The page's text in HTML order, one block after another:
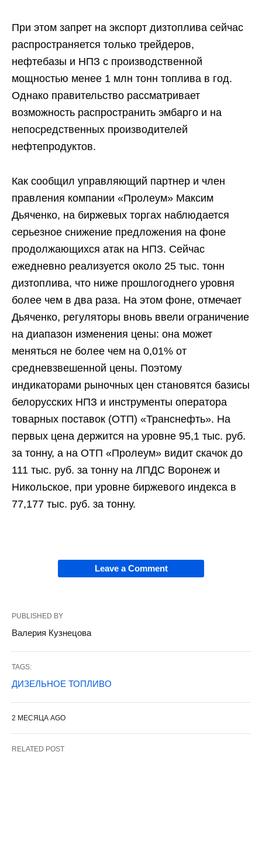
При этом запрет на экспорт дизтоплива сейчас
распространяется только трейдеров,
нефтебазы и НПЗ с производственной
мощностью менее 1 млн тонн топлива в год.
Однако правительство рассматривает
возможность распространить эмбарго и на
непосредственных производителей
нефтепродуктов.
Как сообщил управляющий партнер и член
правления компании «Пролеум» Максим
Дьяченко, на биржевых торгах наблюдается
серьезное снижение предложения на фоне
продолжающихся атак на НПЗ. Сейчас
ежедневно реализуется около 25 тыс. тонн
дизтоплива, что ниже прошлогоднего уровня
более чем в два раза. На этом фоне, отмечает
Дьяченко, регуляторы вновь ввели ограничение
на диапазон изменения цены: она может
меняться не более чем на 0,01% от
средневзвешенной цены. Поэтому
индикаторами рыночных цен становятся базисы
белорусских НПЗ и инструменты оператора
товарных поставок (ОТП) «Транснефть». На
первых цена держится на уровне 95,1 тыс. руб.
за тонну, а на ОТП «Пролеум» видит скачок до
111 тыс. руб. за тонну на ЛПДС Воронеж и
Никольское, при уровне биржевого индекса в
77,177 тыс. руб. за тонну.
Leave a Comment
PUBLISHED BY
Валерия Кузнецова
TAGS:
ДИЗЕЛЬНОЕ ТОПЛИВО
2 МЕСЯЦА AGO
RELATED POST